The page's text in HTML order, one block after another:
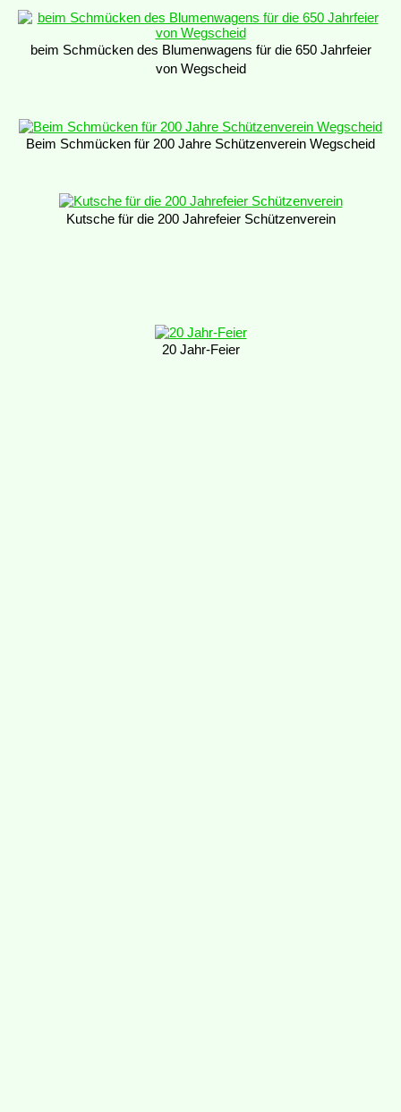
beim Schmücken des Blumenwagens für die 650 Jahrfeier
von Wegscheid
Beim Schmücken für 200 Jahre Schützenverein Wegscheid
Kutsche für die 200 Jahrefeier Schützenverein
20 Jahr-Feier